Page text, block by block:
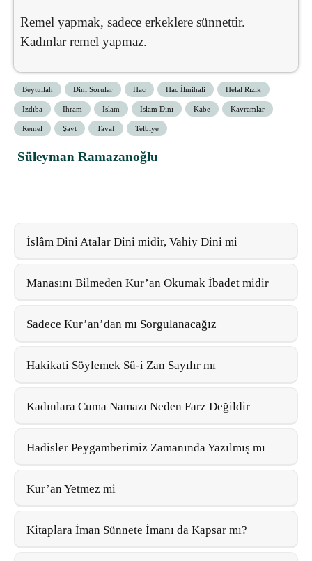
Remel yapmak, sadece erkeklere sünnettir.
Kadınlar remel yapmaz.
Beytullah Dini Sorular Hac Hac İlmihali Helal Rızık
Izdıba İhram İslam İslam Dini Kabe Kavramlar
Remel Şavt Tavaf Telbiye
Süleyman Ramazanoğlu
İslâm Dini Atalar Dini midir, Vahiy Dini mi
Manasını Bilmeden Kur’an Okumak İbadet midir
Sadece Kur’an’dan mı Sorgulanacağız
Hakikati Söylemek Sû-i Zan Sayılır mı
Kadınlara Cuma Namazı Neden Farz Değildir
Hadisler Peygamberimiz Zamanında Yazılmış mı
Kur’an Yetmez mi
Kitaplara İman Sünnete İmanı da Kapsar mı?